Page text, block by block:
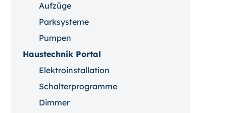
Aufzüge
Parksysteme
Pumpen
Haustechnik Portal
Elektroinstallation
Schalterprogramme
Dimmer